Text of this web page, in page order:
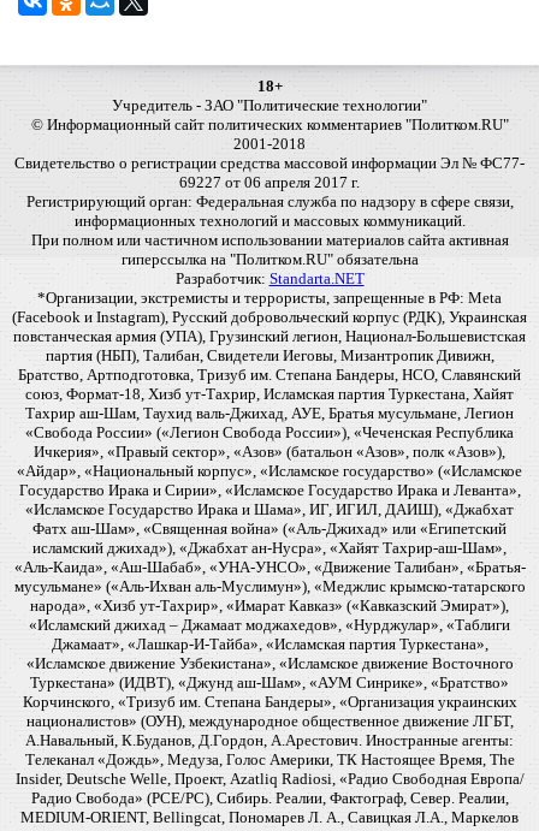
18+
Учредитель - ЗАО "Политические технологии"
© Информационный сайт политических комментариев "Политком.RU"
2001-2018
Свидетельство о регистрации средства массовой информации Эл № ФС77-
69227 от 06 апреля 2017 г.
Регистрирующий орган: Федеральная служба по надзору в сфере связи,
информационных технологий и массовых коммуникаций.
При полном или частичном использовании материалов сайта активная
гиперссылка на "Политком.RU" обязательна
Разработчик: Standarta.NET
*Организации, экстремисты и террористы, запрещенные в РФ: Meta
(Facebook и Instagram), Русский добровольческий корпус (РДК), Украинская
повстанческая армия (УПА), Грузинский легион, Национал-Большевистская
партия (НБП), Талибан, Свидетели Иеговы, Мизантропик Дивижн,
Братство, Артподготовка, Тризуб им. Степана Бандеры, НСО, Славянский
союз, Формат-18, Хизб ут-Тахрир, Исламская партия Туркестана, Хайят
Тахрир аш-Шам, Таухид валь-Джихад, АУЕ, Братья мусульмане, Легион
«Свобода России» («Легион Свобода России»), «Чеченская Республика
Ичкерия», «Правый сектор», «Азов» (батальон «Азов», полк «Азов»),
«Айдар», «Национальный корпус», «Исламское государство» («Исламское
Государство Ирака и Сирии», «Исламское Государство Ирака и Леванта»,
«Исламское Государство Ирака и Шама», ИГ, ИГИЛ, ДАИШ), «Джабхат
Фатх аш-Шам», «Священная война» («Аль-Джихад» или «Египетский
исламский джихад»), «Джабхат ан-Нусра», «Хайят Тахрир-аш-Шам»,
«Аль-Каида», «Аш-Шабаб», «УНА-УНСО», «Движение Талибан», «Братья-
мусульмане» («Аль-Ихван аль-Муслимун»), «Меджлис крымско-татарского
народа», «Хизб ут-Тахрир», «Имарат Кавказ» («Кавказский Эмират»),
«Исламский джихад – Джамаат моджахедов», «Нурджулар», «Таблиги
Джамаат», «Лашкар-И-Тайба», «Исламская партия Туркестана»,
«Исламское движение Узбекистана», «Исламское движение Восточного
Туркестана» (ИДВТ), «Джунд аш-Шам», «АУМ Синрике», «Братство»
Корчинского, «Тризуб им. Степана Бандеры», «Организация украинских
националистов» (ОУН), международное общественное движение ЛГБТ,
А.Навальный, К.Буданов, Д.Гордон, А.Арестович. Иностранные агенты:
Телеканал «Дождь», Медуза, Голос Америки, ТК Настоящее Время, The
Insider, Deutsche Welle, Проект, Azatliq Radiosi, «Радио Свободная Европа/
Радио Свобода» (PCE/PC), Сибирь. Реалии, Фактограф, Север. Реалии,
MEDIUM-ORIENT, Bellingcat, Пономарев Л. А., Савицкая Л.А., Маркелов